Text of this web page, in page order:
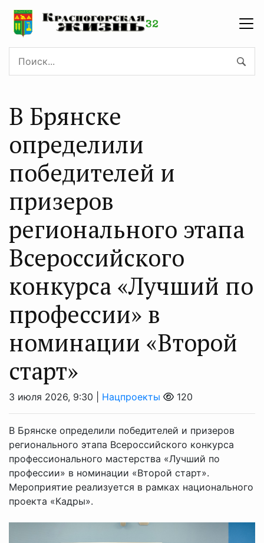
В Брянске
определили
победителей и
призеров
регионального этапа
Всероссийского
конкурса «Лучший по
профессии» в
номинации «Второй
старт»
3 июля 2026, 9:30 | Нацпроекты 120
В Брянске определили победителей и призеров
регионального этапа Всероссийского конкурса
профессионального мастерства «Лучший по
профессии» в номинации «Второй старт».
Мероприятие реализуется в рамках национального
проекта «Кадры».